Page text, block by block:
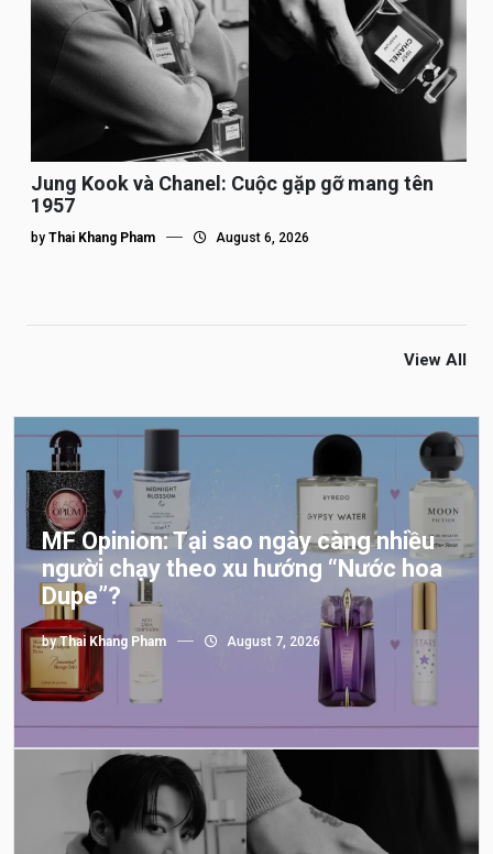
Jung Kook và Chanel: Cuộc gặp gỡ mang tên
1957
by Thai Khang Pham August 6, 2026
View All
MF Opinion: Tại sao ngày càng nhiều
người chạy theo xu hướng “Nước hoa
Dupe”?
byThai Khang Pham August 7, 2026